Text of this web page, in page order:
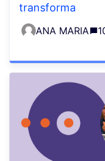
transforma
ANA MARIA